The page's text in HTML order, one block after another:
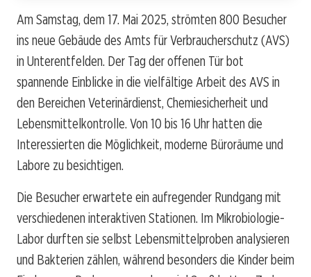
Am Samstag, dem 17. Mai 2025, strömten 800 Besucher
ins neue Gebäude des Amts für Verbraucherschutz (AVS)
in Unterentfelden. Der Tag der offenen Tür bot
spannende Einblicke in die vielfältige Arbeit des AVS in
den Bereichen Veterinärdienst, Chemiesicherheit und
Lebensmittelkontrolle. Von 10 bis 16 Uhr hatten die
Interessierten die Möglichkeit, moderne Büroräume und
Labore zu besichtigen.
Die Besucher erwartete ein aufregender Rundgang mit
verschiedenen interaktiven Stationen. Im Mikrobiologie-
Labor durften sie selbst Lebensmittelproben analysieren
und Bakterien zählen, während besonders die Kinder beim